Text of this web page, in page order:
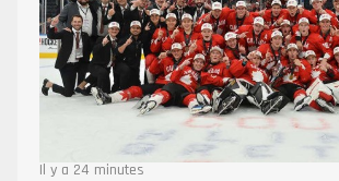
Il y a 24 minutes